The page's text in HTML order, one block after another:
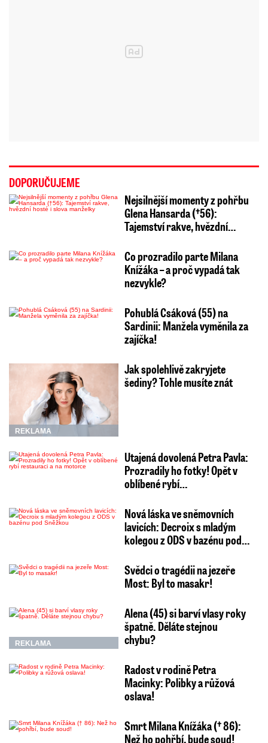
DOPORUČUJEME
Nejsilnější momenty z pohřbu
Glena Hansarda (†56):
Tajemství rakve, hvězdní…
Co prozradilo parte Milana
Knížáka – a proč vypadá tak
nezvykle?
Pohublá Csáková (55) na
Sardinii: Manžela vyměnila za
zajíčka!
REKLAMA
Jak spolehlivě zakryjete
šediny? Tohle musíte znát
Utajená dovolená Petra Pavla:
Prozradily ho fotky! Opět v
oblíbené rybí…
Nová láska ve sněmovních
lavicích: Decroix s mladým
kolegou z ODS v bazénu pod…
Svědci o tragédii na jezeře
Most: Byl to masakr!
REKLAMA
Alena (45) si barví vlasy roky
špatně. Děláte stejnou
chybu?
Radost v rodině Petra
Macinky: Polibky a růžová
oslava!
Smrt Milana Knížáka († 86):
Než ho pohřbí, bude soud!